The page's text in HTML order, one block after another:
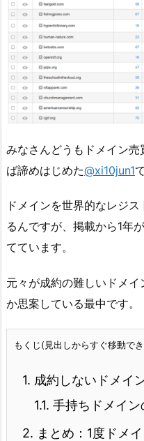
みなさんどうもドメイン
ば諦めはじめた@xi10jun1
ドメインを世界的なレジ
るんですが、掲載から1年
てています。
元々が成約の難しいドメ
か思案している最中です。
もくじ(見出しからすぐ移動で
1. 成約しないドメイ
1.1. 手持ちドメイ
2. まとめ：1度ドメ